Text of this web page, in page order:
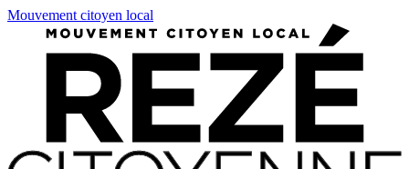
Mouvement citoyen local